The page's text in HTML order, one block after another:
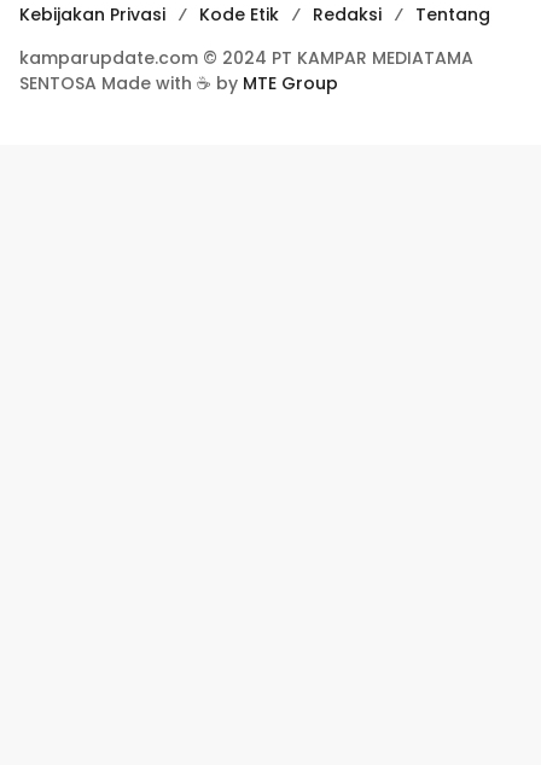
Kebijakan Privasi
Kode Etik Redaksi
Tentang
kamparupdate.com © 2024 PT KAMPAR MEDIATAMA
SENTOSA Made with ☕ by MTE Group